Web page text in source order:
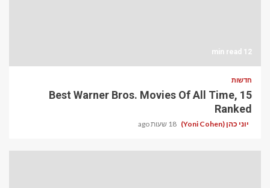
12 min read
חדשות
15 Best Warner Bros. Movies Of All Time,
Ranked
יוני כהן (Yoni Cohen) 18 שעות ago